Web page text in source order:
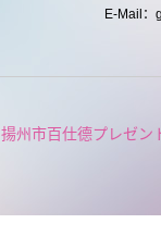
E-Mail：
揚州市百仕德プレゼン